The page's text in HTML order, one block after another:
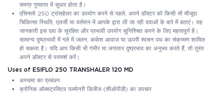
समग्र गुणवत्ता में सुधार होता है।
एसिफ्लो 250 ट्रांसहेलर का उपयोग करने से पहले, अपने डॉक्टर को किसी भी मौजूदा
चिकित्सा स्थिति, एलर्जी या वर्तमान में आपके द्वारा ली जा रही दवाओं के बारे में बताएं। यह
जानकारी इस दवा के सुरक्षित और प्रभावी उपयोग सुनिश्चित करने के लिए महत्वपूर्ण है।
सामान्य दुष्प्रभावों में गले में जलन, कर्कश आवाज या ऊपरी श्वसन पथ का संक्रमण शामिल
हो सकता है। यदि आप किसी भी गंभीर या लगातार दुष्प्रभाव का अनुभव करते हैं, तो तुरंत
अपने डॉक्टर से परामर्श करें।
Uses of ESIFLO 250 TRANSHALER 120 MD
अस्थमा का प्रबंधन
क्रोनिक ऑब्सट्रक्टिव पल्मोनरी डिजीज (सीओपीडी) का उपचार